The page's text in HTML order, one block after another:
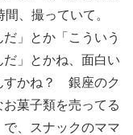
、撮っていて。
」とか「こういう
」とかね、面白い
すかね？ 銀座のク
菓子類を売ってる
、スナックのママ